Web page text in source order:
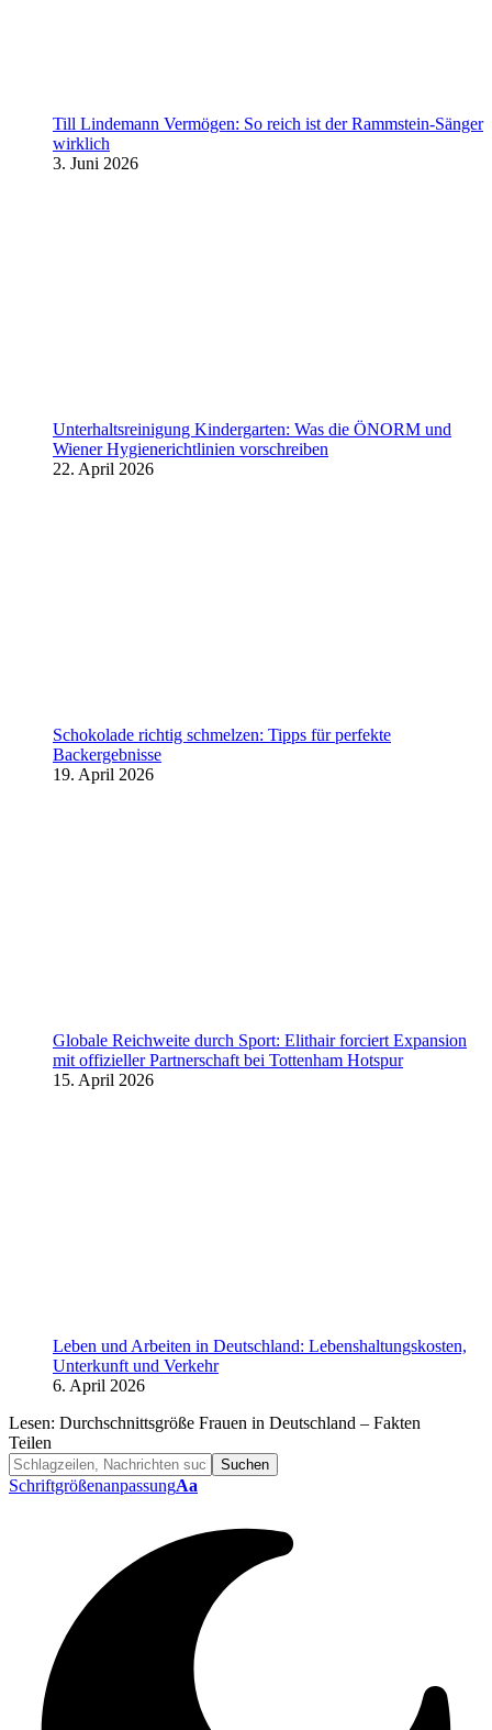
Till Lindemann Vermögen: So reich ist der Rammstein-Sänger
wirklich
3. Juni 2026
Unterhaltsreinigung Kindergarten: Was die ÖNORM und
Wiener Hygienerichtlinien vorschreiben
22. April 2026
Schokolade richtig schmelzen: Tipps für perfekte
Backergebnisse
19. April 2026
Globale Reichweite durch Sport: Elithair forciert Expansion
mit offizieller Partnerschaft bei Tottenham Hotspur
15. April 2026
Leben und Arbeiten in Deutschland: Lebenshaltungskosten,
Unterkunft und Verkehr
6. April 2026
Lesen: Durchschnittsgröße Frauen in Deutschland – Fakten
Teilen
SchriftgrößenanpassungAa